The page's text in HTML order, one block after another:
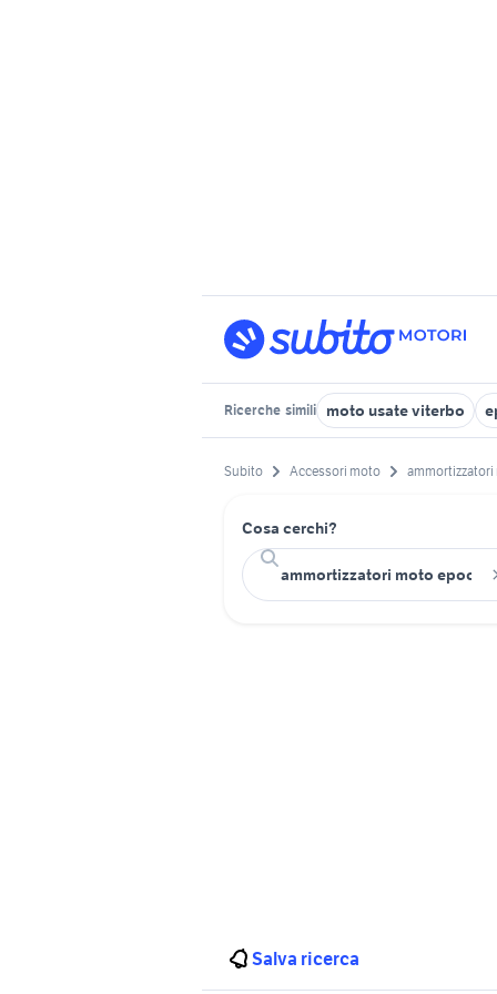
Ricerche simili moto usate viterbo
Subito Accessori moto ammortizzatori
Cosa cerchi?
Salva ricerca